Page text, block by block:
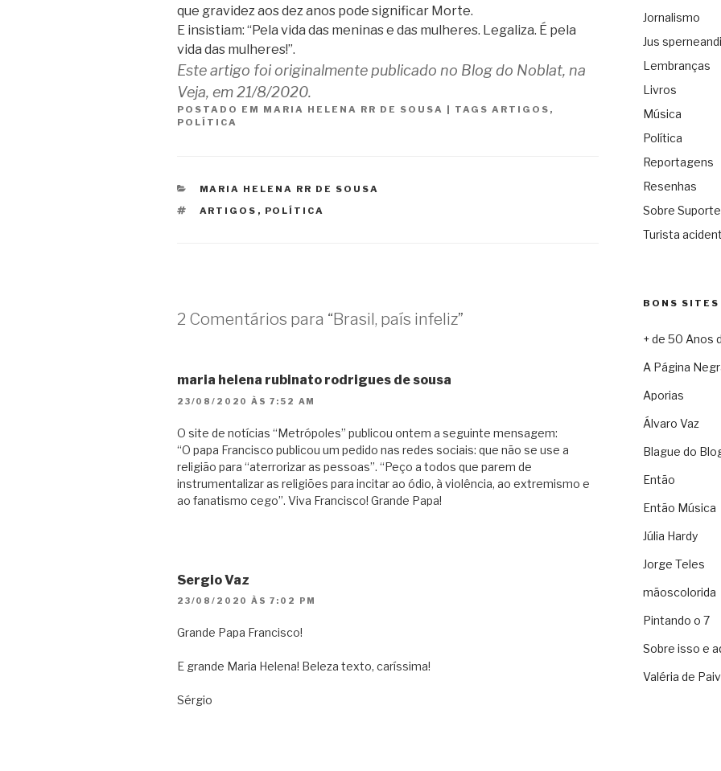
que gravidez aos dez anos pode significar Morte.
E insistiam: “Pela vida das meninas e das mulheres. Legaliza. É pela
vida das mulheres!”.
Este artigo foi originalmente publicado no Blog do Noblat, na
Veja, em 21/8/2020.
POSTADO EM MARIA HELENA RR DE SOUSA | TAGS ARTIGOS ,
POLÍTICA
CATEGORIAS
MARIA HELENA RR DE SOUSA
TAGS
ARTIGOS , POLÍTICA
2 Comentários para “Brasil, país infeliz”
maria helena rubinato rodrigues de sousa
23/08/2020 ÀS 7:52 AM
O site de notícias “Metrópoles” publicou ontem a seguinte mensagem:
“O papa Francisco publicou um pedido nas redes sociais: que não se use a
religião para “aterrorizar as pessoas”. “Peço a todos que parem de
instrumentalizar as religiões para incitar ao ódio, à violência, ao extremismo e
ao fanatismo cego”. Viva Francisco! Grande Papa!
Sergio Vaz
23/08/2020 ÀS 7:02 PM
Grande Papa Francisco!
E grande Maria Helena! Beleza texto, caríssima!
Sérgio
Jornalismo
Jus sperneandi
Lembranças
Livros
Música
Política
Reportagens
Resenhas
Sobre
Turista
BONS SITES
+ de 50 Anos
A Página
Aporias
Álvaro Vaz
Blague do
Então
Então Música
Júlia Hardy
Jorge Teles
mãoscolorida
Pintando o 7
Sobre isso e
Valéria de